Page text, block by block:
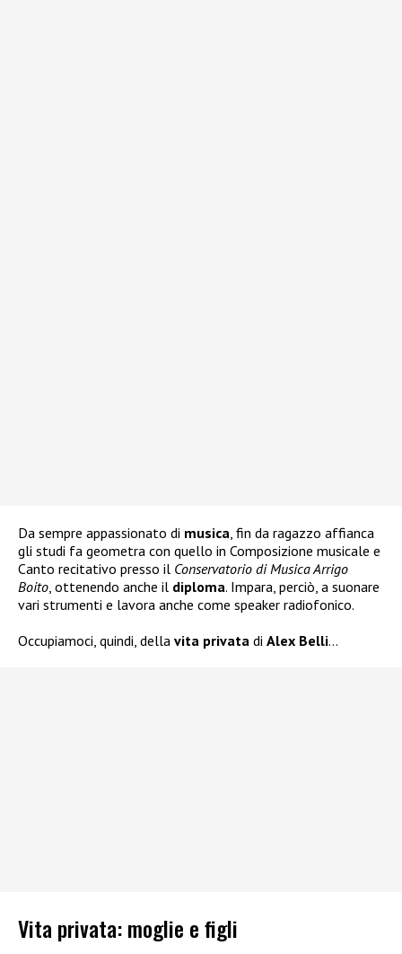
Da sempre appassionato di musica , fin da ragazzo affianca
gli studi fa geometra con quello in Composizione musicale e
Canto recitativo presso il Conservatorio di Musica Arrigo
Boito , ottenendo anche il diploma. Impara, perciò, a suonare
vari strumenti e lavora anche come speaker radiofonico.
Occupiamoci, quindi, della vita privata di Alex Belli…
Vita privata: moglie e figli